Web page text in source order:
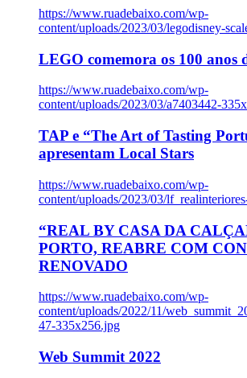
https://www.ruadebaixo.com/wp-
content/uploads/2023/03/legodisney-
LEGO comemora os 100 anos
https://www.ruadebaixo.com/wp-
content/uploads/2023/03/a7403442-
TAP e “The Art of Tasting
apresentam Local Stars
https://www.ruadebaixo.com/wp-
content/uploads/2023/03/
“REAL BY CASA DA
PORTO, REABRE COM
RENOVADO
https://www.ruadebaixo.com/wp-
content/uploads/2022/11/
47-335x256.jpg
Web Summit 2022